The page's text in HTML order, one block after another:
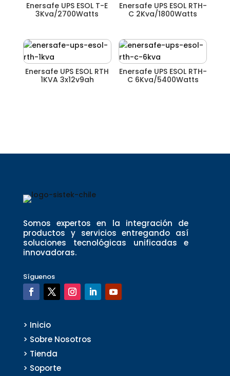
Enersafe UPS ESOL T-E
3Kva/2700Watts
Enersafe UPS ESOL RTH-
C 2Kva/1800Watts
Enersafe UPS ESOL RTH
1KVA 3x12v9ah
Enersafe UPS ESOL RTH-
C 6Kva/5400Watts
Somos expertos en la integración de
productos y servicios entregando así
soluciones tecnológicas unificadas e
innovadoras.
Síguenos
> Inicio
> Sobre Nosotros
> Tienda
> Soporte